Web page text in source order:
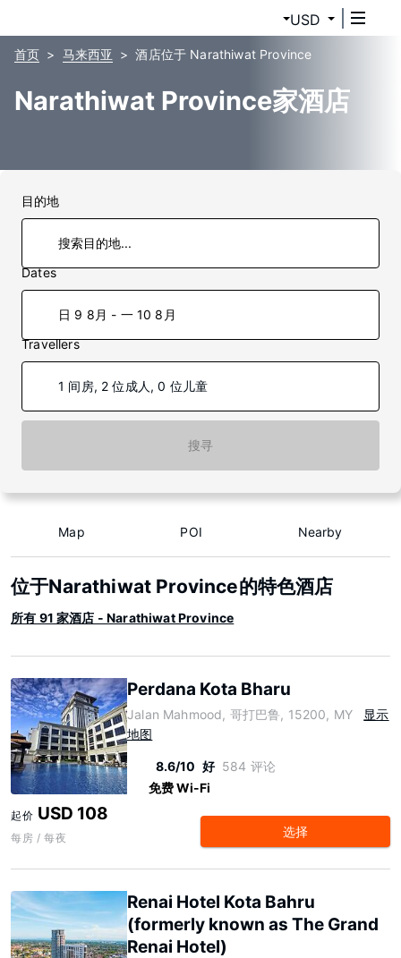
USD
首页 马来西亚 酒店位于 Narathiwat Province
Narathiwat Province家酒店
目的地
Dates
日 9 8月 - 一 10 8月
Travellers
1 间房, 2 位成人, 0 位儿童
搜寻
Map POI Nearby
位于Narathiwat Province的特色酒店
所有 91 家酒店 - Narathiwat Province
Perdana Kota Bharu
Jalan Mahmood, 哥打巴鲁, 15200, MY
显示
地图
8.6/10 好 584 评论
免费 Wi-Fi
起价 USD 108
每房 / 每夜 选择
Renai Hotel Kota Bahru
(formerly known as The Grand
Renai Hotel)